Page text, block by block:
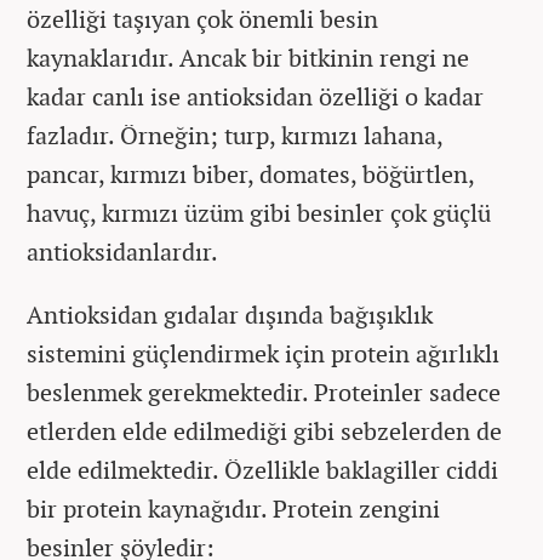
özelliği taşıyan çok önemli besin
kaynaklarıdır. Ancak bir bitkinin rengi ne
kadar canlı ise antioksidan özelliği o kadar
fazladır. Örneğin; turp, kırmızı lahana,
pancar, kırmızı biber, domates, böğürtlen,
havuç, kırmızı üzüm gibi besinler çok güçlü
antioksidanlardır.
Antioksidan gıdalar dışında bağışıklık
sistemini güçlendirmek için protein ağırlıklı
beslenmek gerekmektedir. Proteinler sadece
etlerden elde edilmediği gibi sebzelerden de
elde edilmektedir. Özellikle baklagiller ciddi
bir protein kaynağıdır. Protein zengini
besinler şöyledir: